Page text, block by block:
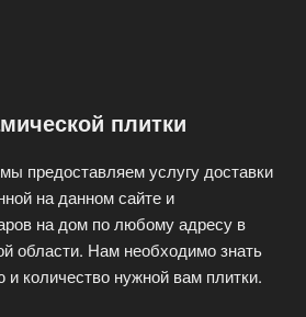
плитки
предоставляем услугу доставки
на данном сайте и
на дом по любому адресу в
области. Нам необходимо знать
количество нужной вам плитки.